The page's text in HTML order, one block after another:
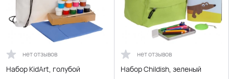
нет отзывов
Набор KidArt, голубой
нет отзывов
Набор Childish, зеленый